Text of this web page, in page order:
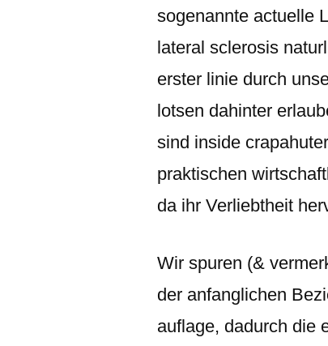
sogenannte actuelle
lateral sclerosis
erster linie durch
lotsen dahinter
sind inside
praktischen
da ihr Verliebtheit
Wir spuren (&
der anfanglichen
auflage, dadurch die